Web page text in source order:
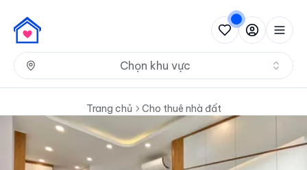
Chọn khu vực
Trang chủ Cho thuê nhà đất